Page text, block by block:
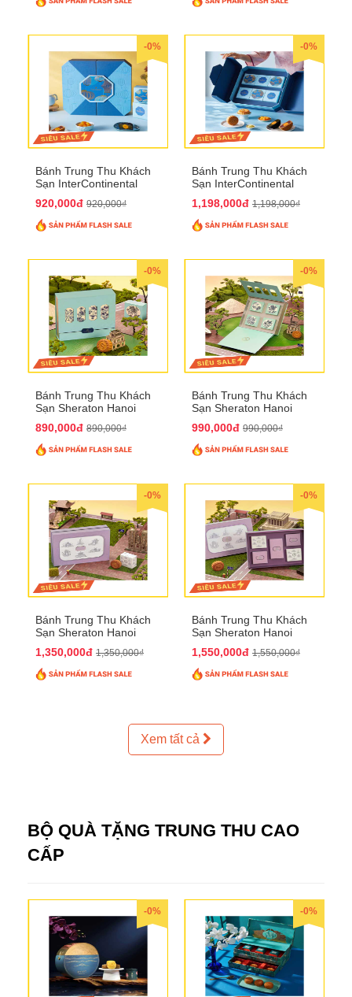
-0%
Bánh Trung Thu Khách
Sạn InterContinental
QTTT26
920,000đ 920,000₫
-0%
Bánh Trung Thu Khách
Sạn InterContinental
QTTT27
1,198,000đ 1,198,000₫
-0%
Bánh Trung Thu Khách
Sạn Sheraton Hanoi
890,000đ 890,000₫
-0%
Bánh Trung Thu Khách
Sạn Sheraton Hanoi
990,000đ 990,000₫
-0%
Bánh Trung Thu Khách
Sạn Sheraton Hanoi
1,350,000đ 1,350,000₫
-0%
Bánh Trung Thu Khách
Sạn Sheraton Hanoi
1,550,000đ 1,550,000₫
Xem tất cả
BỘ QUÀ TẶNG TRUNG THU CAO
CẤP
-0% -0%